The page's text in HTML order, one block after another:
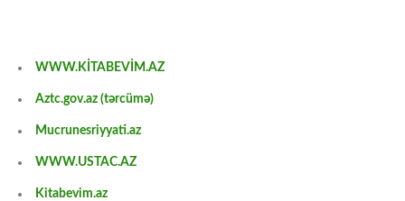
WWW.KİTABEVİM.AZ
Aztc.gov.az (tərcümə)
Mucrunesriyyati.az
WWW.USTAC.AZ
Kitabevim.az